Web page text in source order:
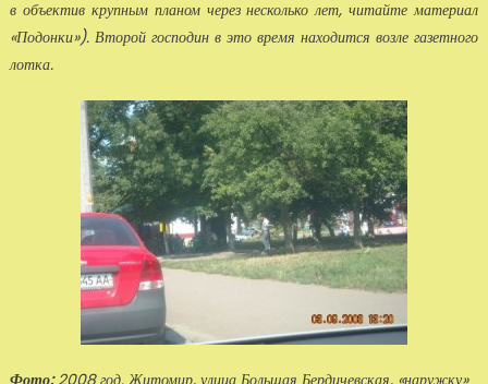
в объектив крупным планом через несколько лет, читайте материал
«Подонки»). Второй господин в это вре­мя находится возле газетного
лотка.
Фото:2008 год. Житомир, улица Большая Бердичевская, «наружку»